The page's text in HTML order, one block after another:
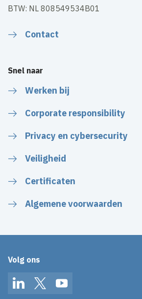
BTW: NL 808549534B01
Contact
Snel naar
Werken bij
Corporate responsibility
Privacy en cybersecurity
Veiligheid
Certificaten
Algemene voorwaarden
Volg ons
LinkedInTwitterYouTube